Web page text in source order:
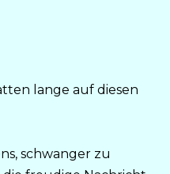
lange auf diesen
schwanger zu